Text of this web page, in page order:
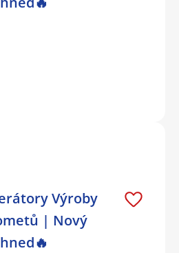
Výroby
| Nový